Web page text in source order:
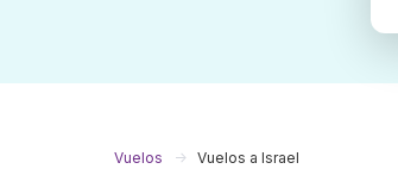
Vuelos Vuelos a Israel